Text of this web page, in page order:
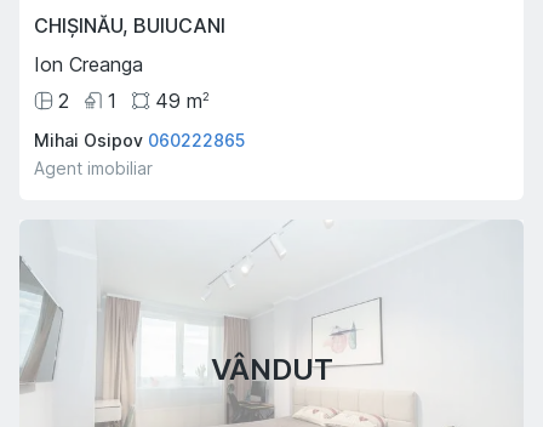
CHIȘINĂU, BUIUCANI
Ion Creanga
2
1 49 m2
Mihai Osipov 060222865
Agent imobiliar
VÂNDUT